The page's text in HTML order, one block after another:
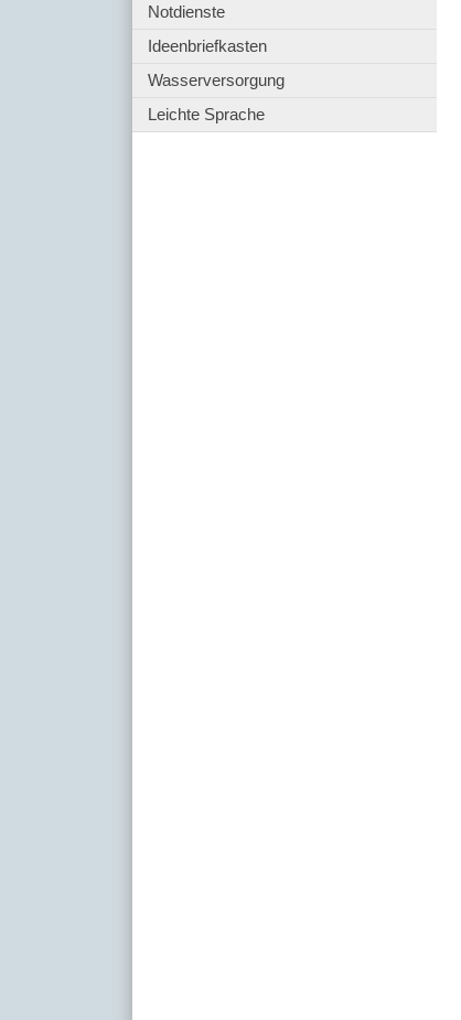
Notdienste
Ideenbriefkasten
Wasserversorgung
Leichte Sprache